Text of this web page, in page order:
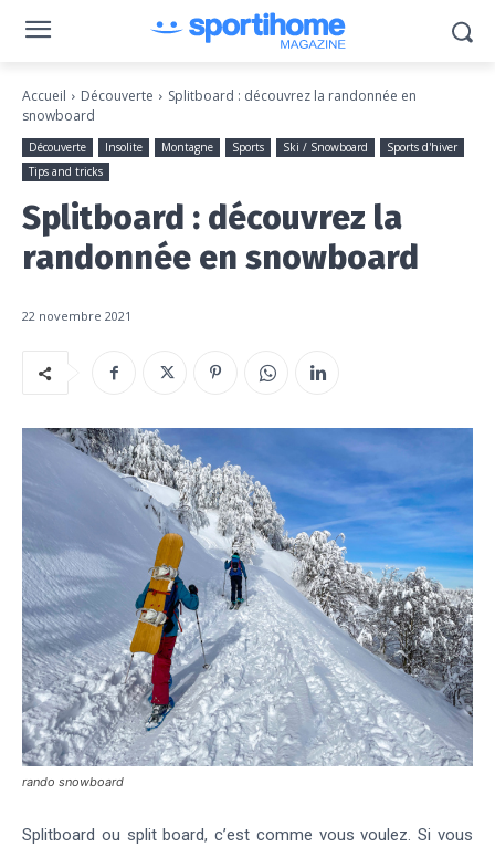
Accueil Découverte
Splitboard : découvrez la randonnée en
snowboard
Découverte Insolite Montagne Sports Ski / Snowboard
Sports d'hiver
Tips and tricks
Splitboard : découvrez la
randonnée en snowboard
22 novembre 2021
rando snowboard
Splitboard ou split board, c’est comme vous voulez. Si vous